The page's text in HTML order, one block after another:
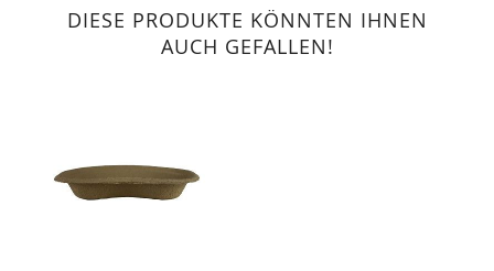
DIESE PRODUKTE KÖNNTEN IHNEN
AUCH GEFALLEN!